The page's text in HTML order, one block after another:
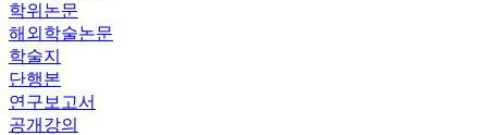
학위논문
해외학술논문
학술지
단행본
연구보고서
공개강의